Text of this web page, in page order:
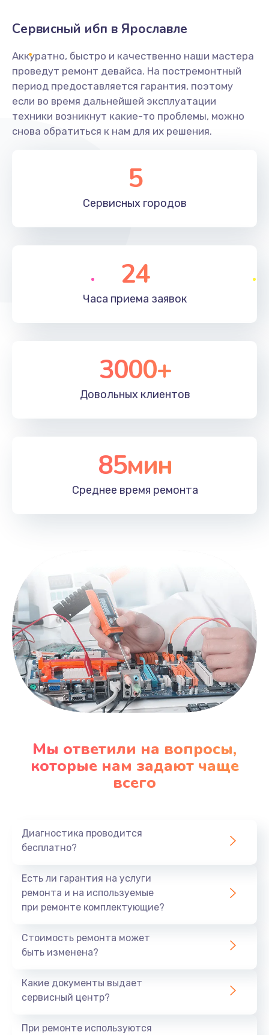
Сервисный ибп в Ярославле
Аккуратно, быстро и качественно наши мастера
проведут ремонт девайса. На постремонтный
период предоставляется гарантия, поэтому
если во время дальнейшей эксплуатации
техники возникнут какие-то проблемы, можно
снова обратиться к нам для их решения.
5
Сервисных городов
24
Часа приема заявок
3000+
Довольных клиентов
85мин
Среднее время ремонта
Мы ответили на вопросы,
которые нам задают чаще
всего
Диагностика проводится
бесплатно?
Есть ли гарантия на услуги
ремонта и на используемые
при ремонте комплектующие?
Стоимость ремонта может
быть изменена?
Какие документы выдает
сервисный центр?
При ремонте используются